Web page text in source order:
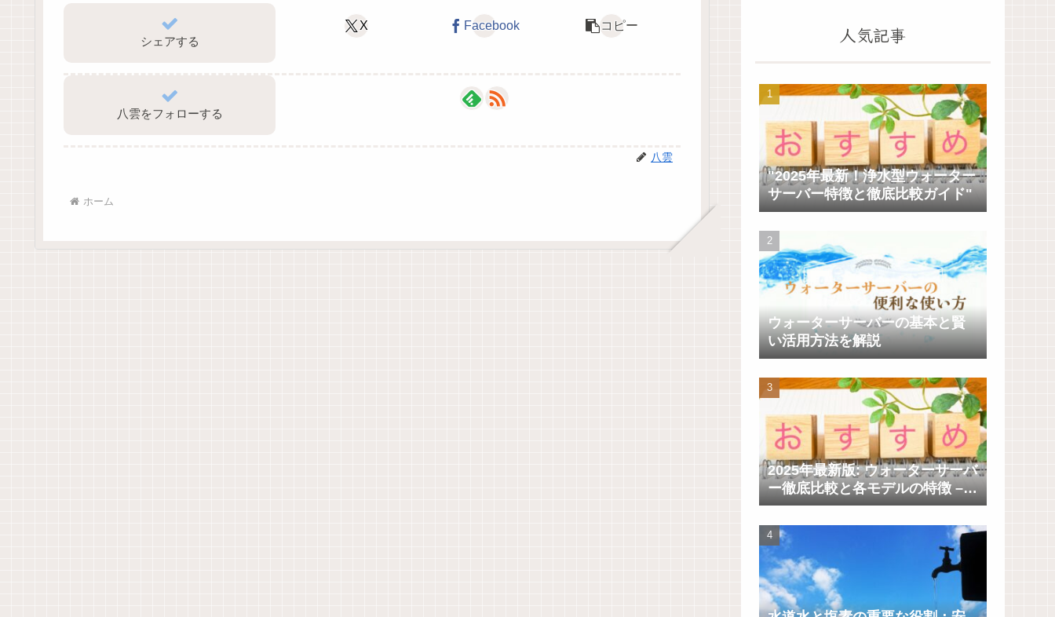
シェアする
X Facebook コピー
八雲をフォローする
八雲
ホーム
人気記事
"2025年最新！浄水型ウォーター
サーバー特徴と徹底比較ガイド"
ウォーターサーバーの基本と賢
い活用方法を解説
2025年最新版: ウォーターサーバ
ー徹底比較と各モデルの特徴 –
天然水とRO水の選び方ガイド